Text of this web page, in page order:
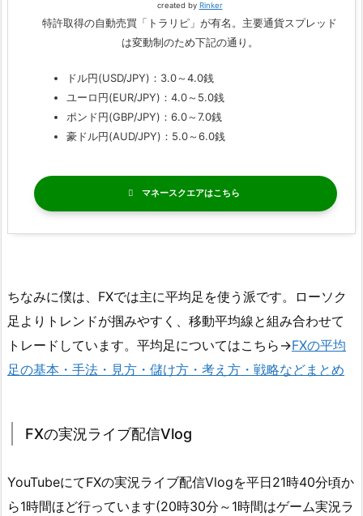
created by Rinker
特許取得の自動売買「トラリピ」が有名。主要通貨スプレッド
は変動制のため下記の通り。
ドル円(USD/JPY)：3.0～4.0銭
ユーロ円(EUR/JPY)：4.0～5.0銭
ポンド円(GBP/JPY)：6.0～7.0銭
豪ドル円(AUD/JPY)：5.0～6.0銭
マネースクエア
ちなみに僕は、FXでは主に平均足を使う派です。ローソク
足よりトレンドが掴みやすく、移動平均線と組み合わせて
トレードしています。平均足についてはこちら→FXの平均
足の基本・手法・見方・儲け方・考え方・戦略などまとめ
FXの実況ライブ配信Vlog
YouTubeにてFXの実況ライブ配信Vlogを平日21時40分頃か
ら1時間ほど行っています(20時30分～1時間はゲーム実況ラ